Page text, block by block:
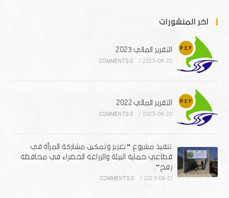
اخر المنشورات
التقرير المالي 2023
2025-08-20
/
0 COMMENTS
التقرير المالي 2022
2025-08-20
/
0 COMMENTS
تنفيذ مشروع “تعزيز وتمكين مشاركة المرأة في
قطاعي حماية البيئة والزراعة الخضراء في محافظة
رفح”.
2023-09-21
/
0 COMMENTS